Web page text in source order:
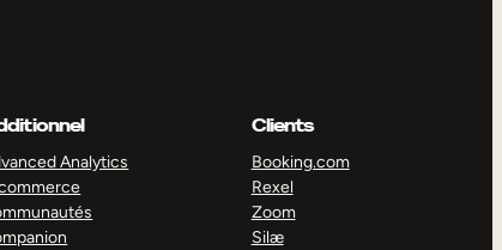
Analytics
Clients
Booking.com
Rexel
Zoom
Silæ